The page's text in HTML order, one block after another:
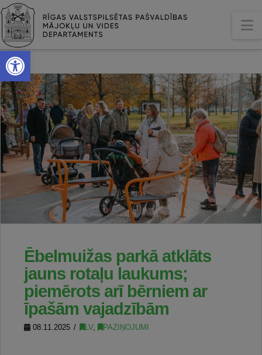
Open toolbar
Ēbelmuižas parkā atklāts
jauns rotaļu laukums;
piemērots arī bērniem ar
īpašām vajadzībām
08.11.2025 LV, PAZIŅOJUMI